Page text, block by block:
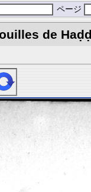
ページ
de